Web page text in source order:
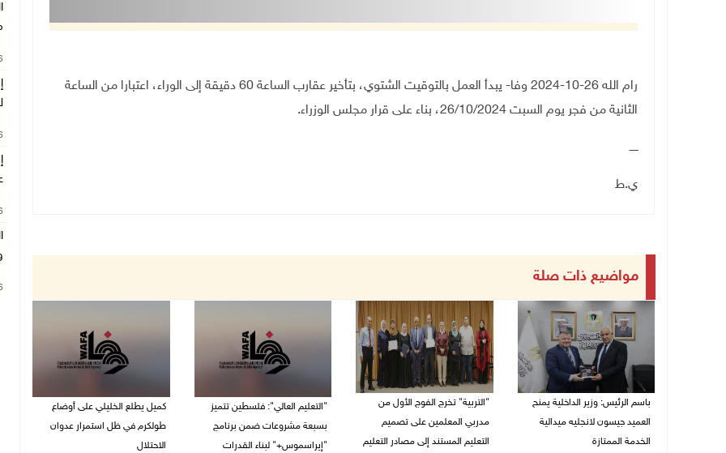
رام الله 26-10-2024 وفا- يبدأ العمل بالتوقيت الشتوي، بتأخير عقارب الساعة 60 دقيقة إلى الوراء، اعتبارا من الساعة
الثانية من فجر يوم السبت 26/10/2024، بناء على قرار مجلس الوزراء
.
ـــــ
ي.ط
مواضيع ذات صلة
باسم الرئيس: وزير الداخلية يمنح
العميد جيسون لانجليه ميدالية
الخدمة الممتازة
"التربية" تخرج الفوج الأول من
مدربي المعلمين على تصميم
التعليم المستند إلى مصادر التعليم
"التعليم العالي": فلسطين تتميز
بسبعة مشروعات ضمن برنامج
"إيراسموس+" لبناء القدرات
كميل يطلع الخليلي على أوضاع
طولكرم في ظل استمرار عدوان
الاحتلال